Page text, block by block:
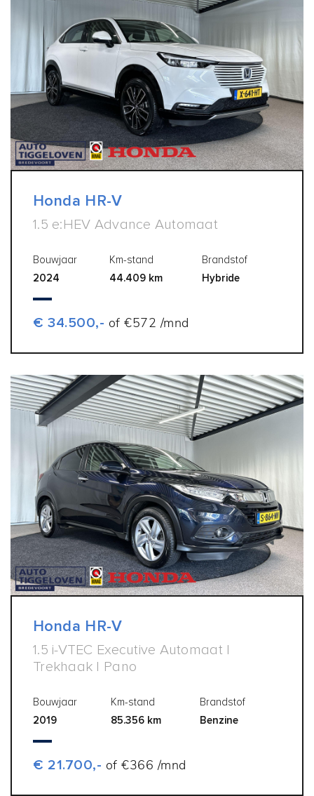
Honda HR-V
1.5 e:HEV Advance Automaat
Bouwjaar
2024
Km-stand
44.409 km
Brandstof
Hybride
€ 34.500,- of €572 /mnd
Honda HR-V
1.5 i-VTEC Executive Automaat |
Trekhaak | Pano
Bouwjaar
2019
Km-stand
85.356 km
Brandstof
Benzine
€ 21.700,- of €366 /mnd